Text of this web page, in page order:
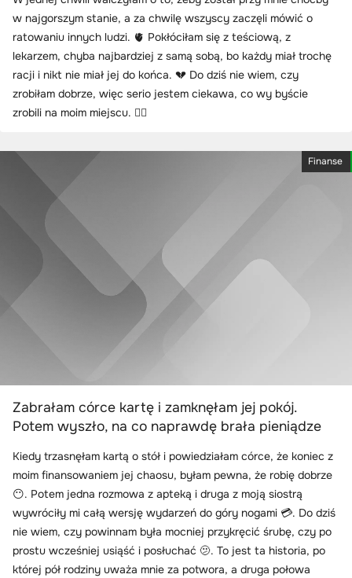
w najgorszym stanie, a za chwilę wszyscy zaczęli mówić o
ratowaniu innych ludzi. 🫀 Pokłóciłam się z teściową, z
lekarzem, chyba najbardziej z samą sobą, bo każdy miał trochę
racji i nikt nie miał jej do końca. 💔 Do dziś nie wiem, czy
zrobiłam dobrze, więc serio jestem ciekawa, co wy byście
zrobili na moim miejscu. 🤷‍♀️
Finanse
Zabrałam córce kartę i zamknęłam jej pokój.
Potem wyszło, na co naprawdę brała pieniądze
Kiedy trzasnęłam kartą o stół i powiedziałam córce, że koniec z
moim finansowaniem jej chaosu, byłam pewna, że robię dobrze
😶. Potem jedna rozmowa z apteką i druga z moją siostrą
wywróciły mi całą wersję wydarzeń do góry nogami 💳. Do dziś
nie wiem, czy powinnam była mocniej przykręcić śrubę, czy po
prostu wcześniej usiąść i posłuchać 🫤. To jest ta historia, po
której pół rodziny uważa mnie za potwora, a druga połowa